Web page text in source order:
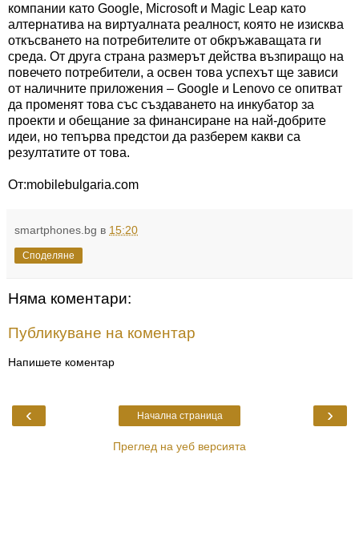
компании като Google, Microsoft и Magic Leap като
алтернатива на виртуалната реалност, която не изисква
откъсването на потребителите от обкръжаващата ги
среда. От друга страна размерът действа възпиращо на
повечето потребители, а освен това успехът ще зависи
от наличните приложения – Google и Lenovo се опитват
да променят това със създаването на инкубатор за
проекти и обещание за финансиране на най-добрите
идеи, но тепърва предстои да разберем какви са
резултатите от това.
Oт:mobilebulgaria.com
smartphones.bg в 15:20
Споделяне
Няма коментари:
Публикуване на коментар
Напишете коментар
‹ ›
Начална страница
Преглед на уеб версията